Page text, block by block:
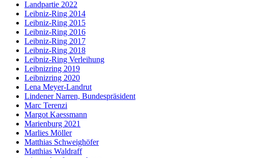
Landpartie 2022
Leibniz-Ring 2014
Leibniz-Ring 2015
Leibniz-Ring 2016
Leibniz-Ring 2017
Leibniz-Ring 2018
Leibniz-Ring Verleihung
Leibnizring 2019
Leibnizring 2020
Lena Meyer-Landrut
Lindener Narren, Bundespräsident
Marc Terenzi
Margot Kaessmann
Marienburg 2021
Marlies Möller
Matthias Schweighöfer
Matthias Waldraff